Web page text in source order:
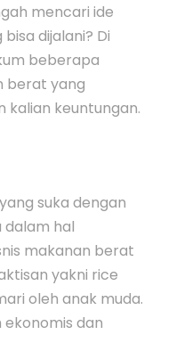
mencari ide
dijalani? Di
beberapa
berat yang
keuntungan.
suka dengan
dalam hal
makanan berat
yakni rice
oleh anak muda.
dan